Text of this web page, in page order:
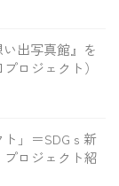
出写真館』を
ロジェクト）
」＝SDGｓ新
ロジェクト紹